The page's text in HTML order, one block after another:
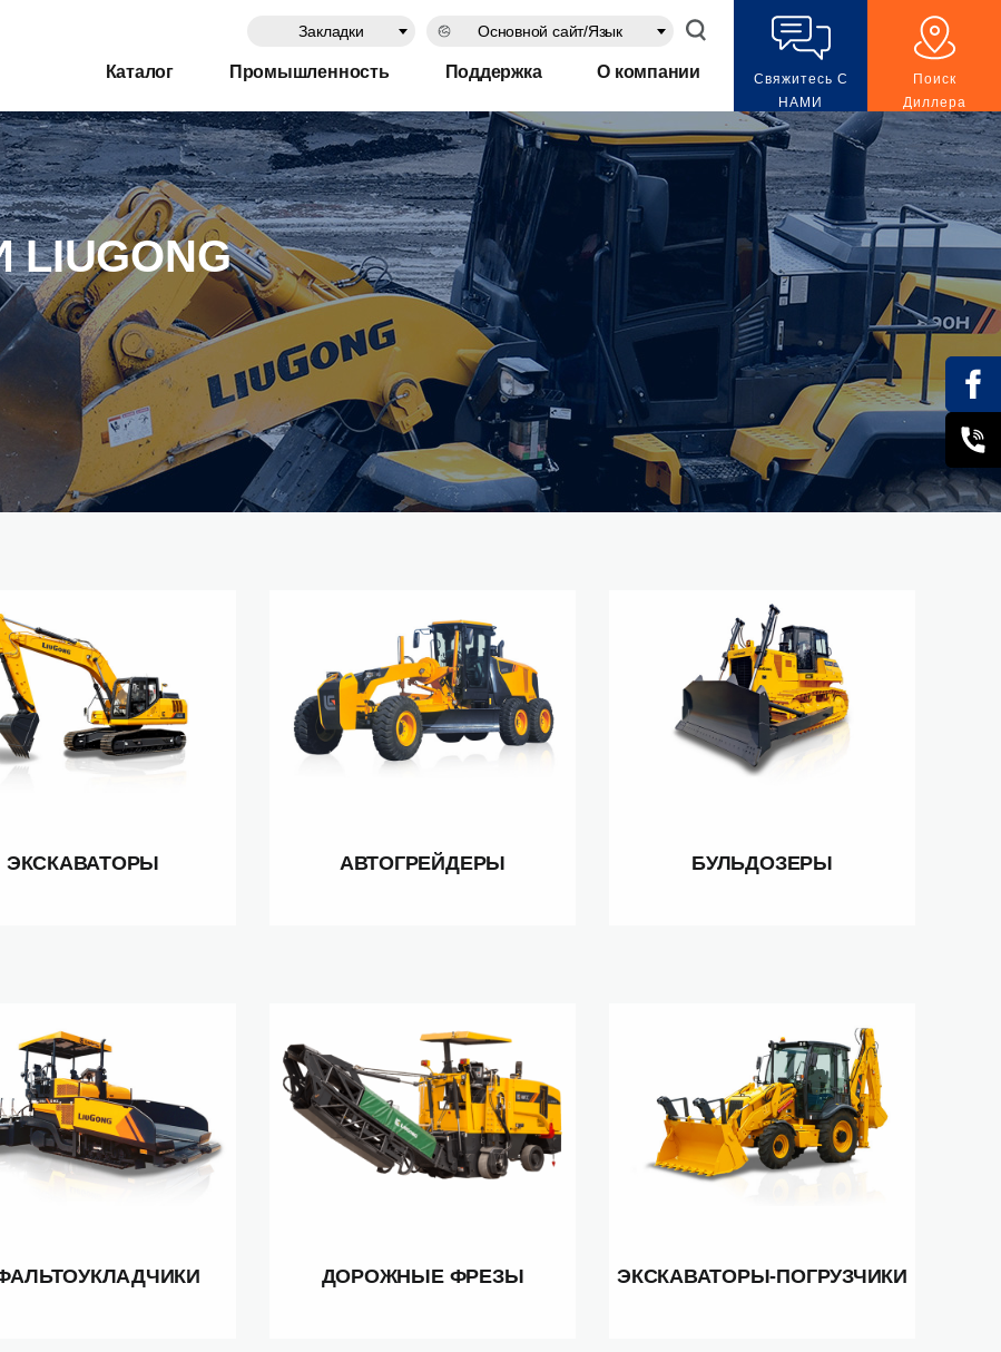
Закладки Основной сайт/Язык
Каталог Промышленность Поддержка О компании
Свяжитесь С
НАМИ
Поиск
Диллера
ЭКСКАВАТОРЫ АВТОГРЕЙДЕРЫ БУЛЬДОЗЕРЫ
ДОРОЖНЫЕ ФРЕЗЫ ЭКСКАВАТОРЫ-ПОГРУЗЧИКИ